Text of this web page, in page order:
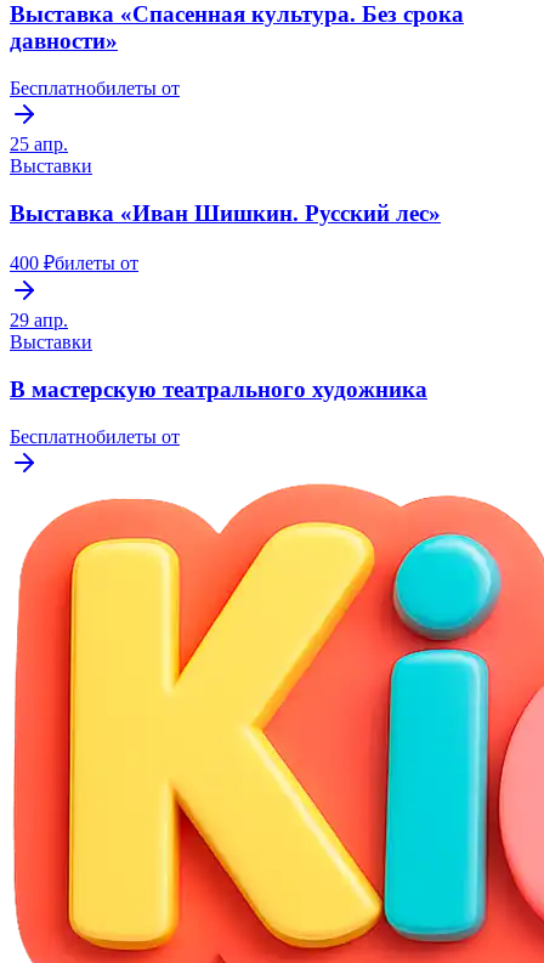
Выставка «Спасенная культура. Без срока
давности»
Бесплатнобилеты от
25 апр.
Выставки
Выставка «Иван Шишкин. Русский лес»
400 ₽билеты от
29 апр.
Выставки
В мастерскую театрального художника
Бесплатнобилеты от